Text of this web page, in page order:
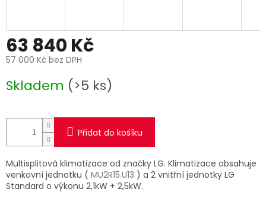
63 840 Kč
57 000 Kč bez DPH
cena:
Skladem (>5 ks)
Přidat do košíku
Multisplitová klimatizace od značky LG. Klimatizace obsahuje
venkovní jednotku ( MU2R15.U13 ) a 2 vnitřní jednotky LG
Standard o výkonu 2,1kW + 2,5kW.